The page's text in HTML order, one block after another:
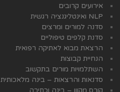
אירועים קרובים
NLP ואינטליגנציה רגשית
סדנה למורים ומרצים
סדנת קלפים טיפוליים
הרצאת מבוא לאתיקה רפואית
הנחיית קבוצות
השתלמויות מורים בתקשוב
סדנאות והרצאות – בינה מלאכותית